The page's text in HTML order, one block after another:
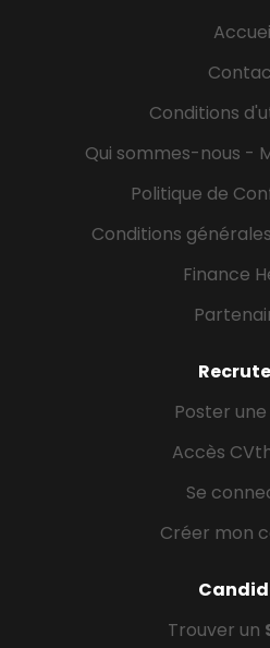
Conditions
Qui sommes-nous -
Politique de
Conditions
Finance
Poster
Accès
Se
Créer mon
Trouver un